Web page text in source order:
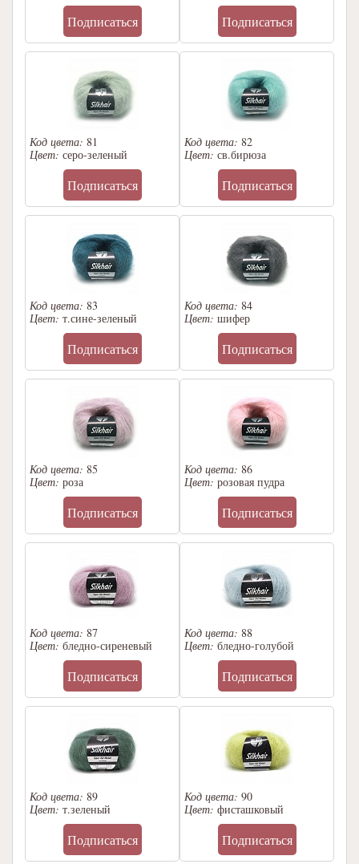
Подписаться Подписаться
Код цвета: 81
Цвет: серо-зеленый
Подписаться
Код цвета: 82
Цвет: св.бирюза
Подписаться
Код цвета: 83
Цвет: т.сине-зеленый
Подписаться
Код цвета: 84
Цвет: шифер
Подписаться
Код цвета: 85
Цвет: роза
Подписаться
Код цвета: 86
Цвет: розовая пудра
Подписаться
Код цвета: 87
Цвет: бледно-сиреневый
Подписаться
Код цвета: 88
Цвет: бледно-голубой
Подписаться
Код цвета: 89
Цвет: т.зеленый
Подписаться
Код цвета: 90
Цвет: фисташковый
Подписаться